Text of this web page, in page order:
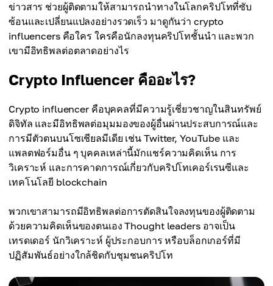
ข่าวสาร ช่วยผู้ติดตามให้สามารถนำทางในโลกคริปโทที่ซับ
ซ้อนและเปลี่ยนแปลงอย่างรวดเร็ว มาดูกันว่า crypto
influencers คือใคร ใครคือนักลงทุนคริปโทชั้นนำ และพวก
เขามีอิทธิพลต่อตลาดอย่างไร
Crypto Influencer คืออะไร?
Crypto influencer คือบุคคลที่มีความรู้เชี่ยวชาญในสินทรัพย์
ดิจิทัล และมีอิทธิพลต่อมุมมองของผู้อื่นผ่านประสบการณ์และ
การมีตัวตนบนโซเชียลมีเดีย เช่น Twitter, YouTube และ
แพลตฟอร์มอื่น ๆ บุคคลเหล่านี้มักแชร์ความคิดเห็น การ
วิเคราะห์ และการคาดการณ์เกี่ยวกับคริปโทเคอร์เรนซีและ
เทคโนโลยี blockchain
พวกเขาสามารถมีอิทธิพลต่อการตัดสินใจลงทุนของผู้ติดตาม
ด้วยความคิดเห็นของตนเอง Thought leaders อาจเป็น
เทรดเดอร์ นักวิเคราะห์ ผู้ประกอบการ หรือบล็อกเกอร์ที่มี
ปฏิสัมพันธ์อย่างใกล้ชิดกับชุมชนคริปโท